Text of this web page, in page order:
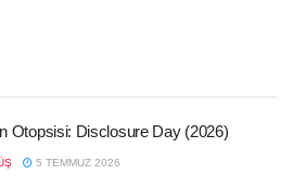
Otopsisi: Disclosure Day (2026)
5 TEMMUZ 2026